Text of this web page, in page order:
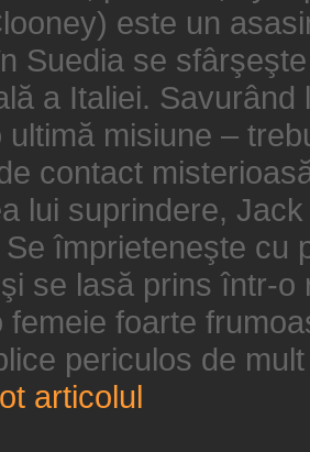
este un
Suedia se
a Italiei.
ultimă misiune –
contact
lui suprindere,
împrieteneşte cu
se lasă prins într-
femeie foarte
periculos de
articolul